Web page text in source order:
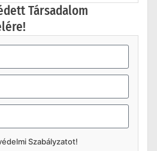
Társadalom
Szabályzatot!